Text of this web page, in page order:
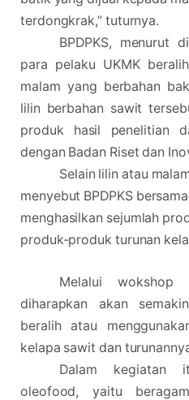
terdongkrak,” tuturnya.
BPDPKS, menurut
para pelaku UKMK
malam yang berbahan
lilin berbahan sawit
produk hasil penelitian
dengan Badan Riset dan
Selain lilin atau
menyebut BPDPKS
menghasilkan sejumlah
produk-produk turunan
Melalui
diharapkan akan
beralih atau
kelapa sawit dan
Dalam kegiatan
oleofood, yaitu